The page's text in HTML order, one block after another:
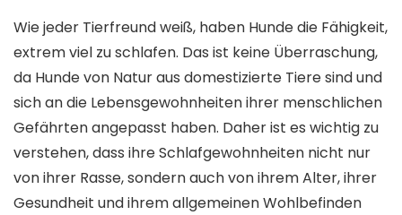
Wie jeder Tierfreund weiß, haben Hunde die Fähigkeit,
extrem viel zu schlafen. Das ist keine Überraschung,
da Hunde von Natur aus domestizierte Tiere sind und
sich an die Lebensgewohnheiten ihrer menschlichen
Gefährten angepasst haben. Daher ist es wichtig zu
verstehen, dass ihre Schlafgewohnheiten nicht nur
von ihrer Rasse, sondern auch von ihrem Alter, ihrer
Gesundheit und ihrem allgemeinen Wohlbefinden